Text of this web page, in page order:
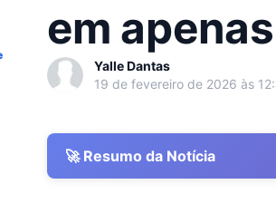
em
Yalle Dantas
19 de fevereiro de 2026 às
🚀 Resumo da Notícia